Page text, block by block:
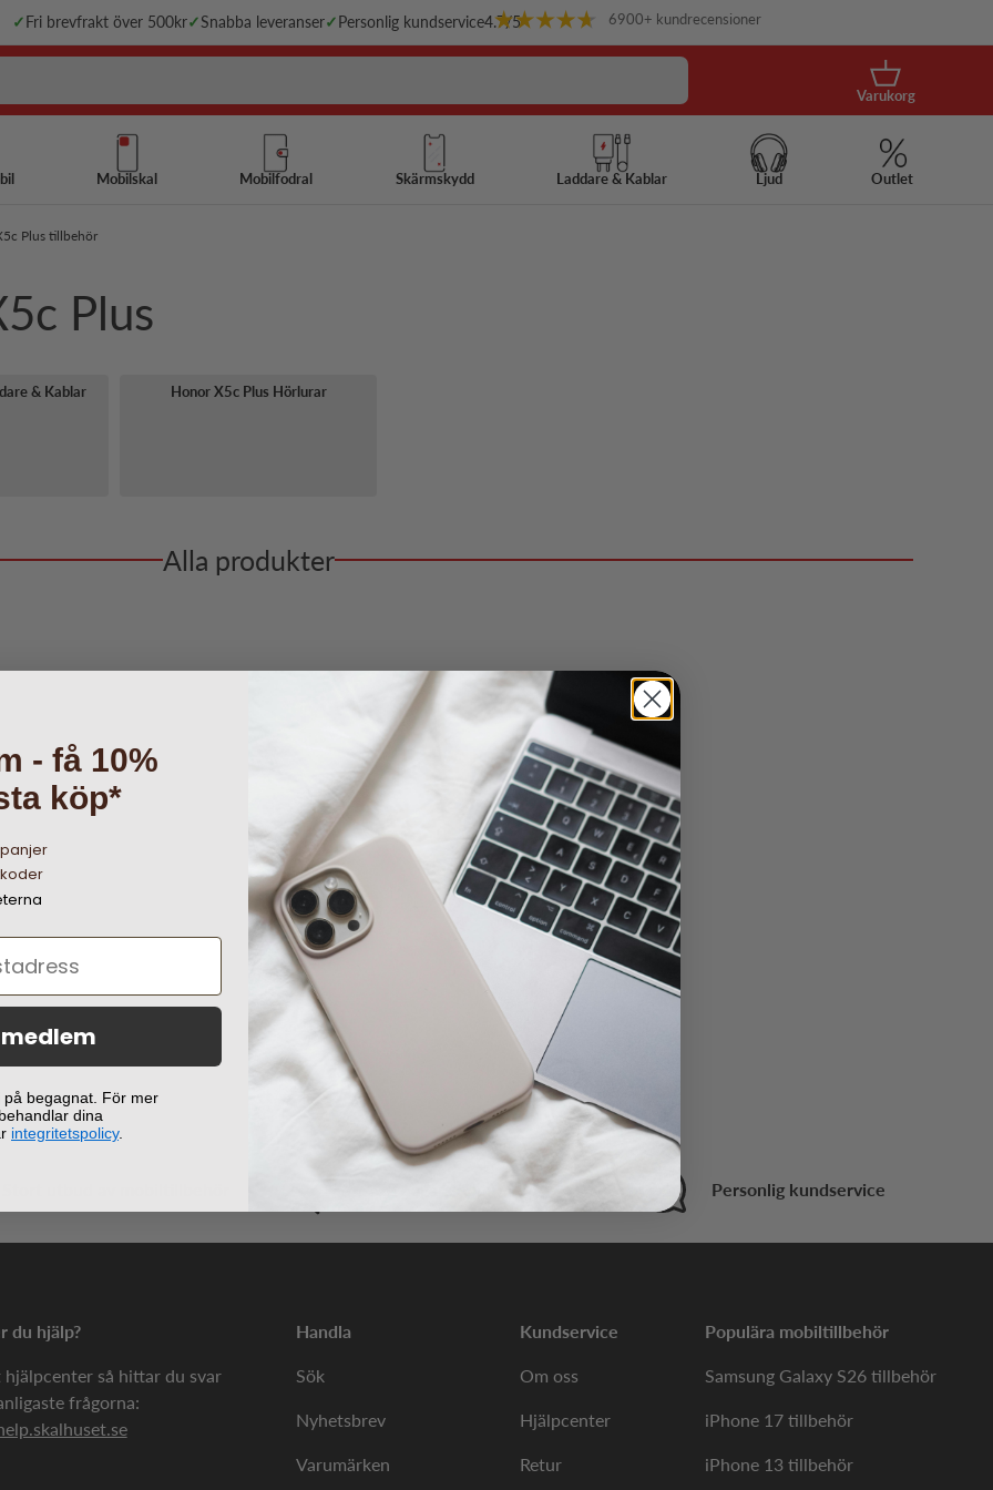
✓ Fri brevfrakt över 500kr✓Snabba leveranser✓ Personlig kundservice4.7/5 6900+ kundrecensioner
Korg
Varukorg
Mobilskal Mobilfodral Skärmskydd Laddare & Kablar Ljud Outlet
Plus tillbehör
Plus
& Kablar Honor X5c Plus Hörlurar
Alla produkter
90 dagars öppet köp Personlig kundservice
du hjälp?
hjälpcenter så hittar du svar
frågorna:
Handla
Sök
Nyhetsbrev
Varumärken
Kundservice
Om oss
Hjälpcenter
Retur
Populära mobiltillbehör
Samsung Galaxy S26 tillbehör
iPhone 17 tillbehör
iPhone 13 tillbehör
- få 10%
köp*
begagnat. För mer
dina
integritetspolicy.